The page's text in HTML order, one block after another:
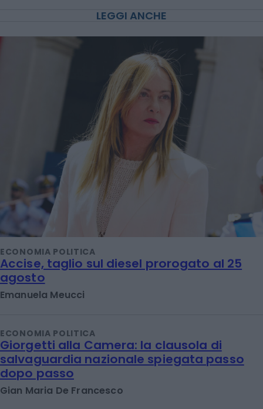
LEGGI ANCHE
ECONOMIA POLITICA
Accise, taglio sul diesel prorogato al 25
agosto
Emanuela Meucci
ECONOMIA POLITICA
Giorgetti alla Camera: la clausola di
salvaguardia nazionale spiegata passo
dopo passo
Gian Maria De Francesco